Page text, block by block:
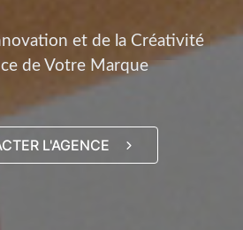
et de la Créativité
de Votre Marque
L'AGENCE